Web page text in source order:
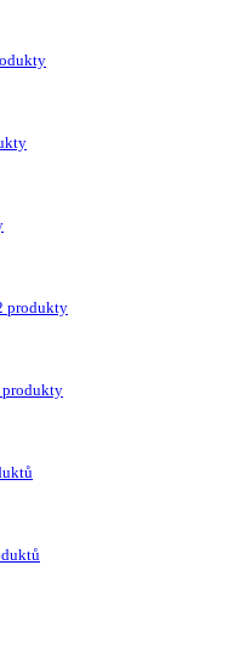
produkty
produkty